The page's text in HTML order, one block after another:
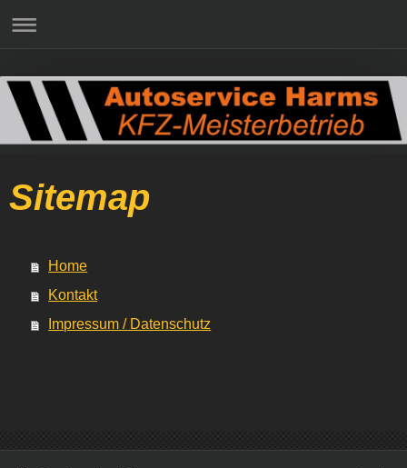
Sitemap
Home
Kontakt
Impressum / Datenschutz